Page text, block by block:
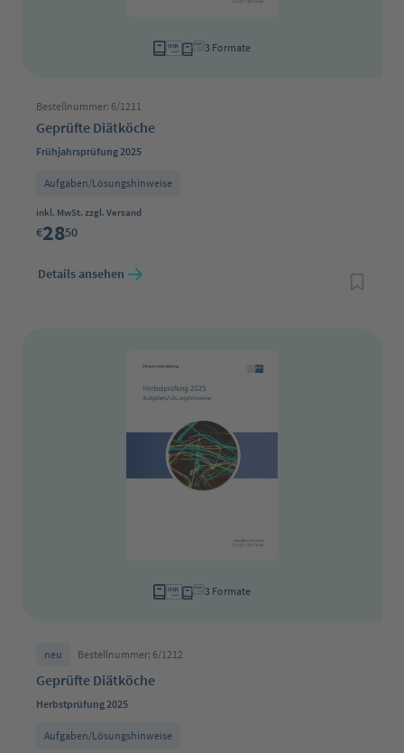
3 Formate
Bestellnummer: 6/1211
Geprüfte Diätköche
Frühjahrsprüfung 2025
Aufgaben/Lösungshinweise
Regulärer Preis:
inkl. MwSt. zzgl. Versand
€2850
Details ansehen
3 Formate
neu Bestellnummer: 6/1212
Geprüfte Diätköche
Herbstprüfung 2025
Aufgaben/Lösungshinweise